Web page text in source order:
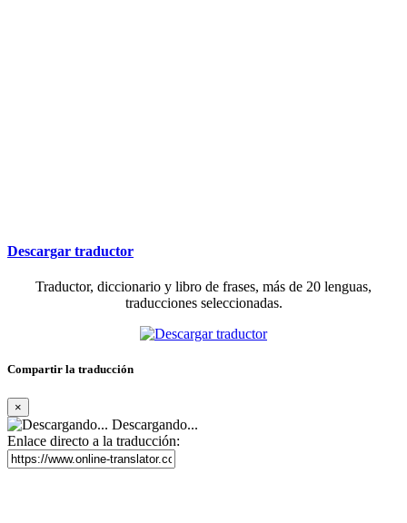
Descargar traductor
Traductor, diccionario y libro de frases, más de 20 lenguas,
traducciones seleccionadas.
Compartir la traducción
×
Descargando...
Enlace directo a la traducción: